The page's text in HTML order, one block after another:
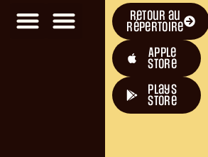
Retour au
répertoire
Apple
Store
plays
store